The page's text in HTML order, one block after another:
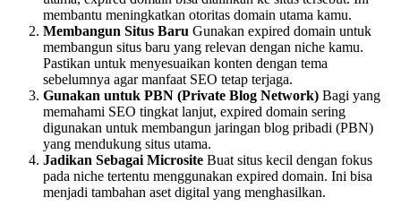
membantu meningkatkan otoritas domain utama kamu.
Membangun Situs Baru Gunakan expired domain untuk
membangun situs baru yang relevan dengan niche kamu.
Pastikan untuk menyesuaikan konten dengan tema
sebelumnya agar manfaat SEO tetap terjaga.
Gunakan untuk PBN (Private Blog Network) Bagi yang
memahami SEO tingkat lanjut, expired domain sering
digunakan untuk membangun jaringan blog pribadi (PBN)
yang mendukung situs utama.
Jadikan Sebagai Microsite Buat situs kecil dengan fokus
pada niche tertentu menggunakan expired domain. Ini bisa
menjadi tambahan aset digital yang menghasilkan.